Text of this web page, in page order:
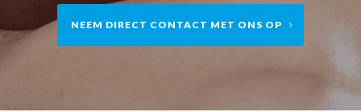
NEEM DIRECT CONTACT MET ONS OP